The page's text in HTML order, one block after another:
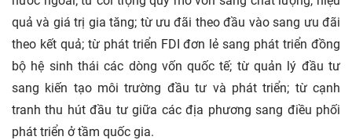
quả và giá trị gia tăng; từ ưu đãi theo đầu vào sang ưu đãi
theo kết quả; từ phát triển FDI đơn lẻ sang phát triển đồng
bộ hệ sinh thái các dòng vốn quốc tế; từ quản lý đầu tư
sang kiến tạo môi trường đầu tư và phát triển; từ cạnh
tranh thu hút đầu tư giữa các địa phương sang điều phối
phát triển ở tầm quốc gia.